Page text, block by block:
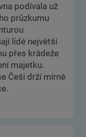
podívala už
průzkumu
lidé největší
přes krádeže
majetku.
Češi drží mírně